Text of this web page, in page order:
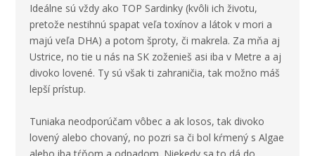
Ideálne sú vždy ako TOP Sardinky (kvôli ich životu,
pretože nestihnú spapat veľa toxínov a látok v mori a
majú veľa DHA) a potom šproty, či makrela. Za mňa aj
Ustrice, no tie u nás na SK zoženieš asi iba v Metre a aj
divoko lovené. Ty sú však ti zahraničia, tak možno máš
lepší prístup.
Tuniaka neodporúčam vôbec a ak losos, tak divoko
lovený alebo chovaný, no pozri sa či bol kŕmený s Algae